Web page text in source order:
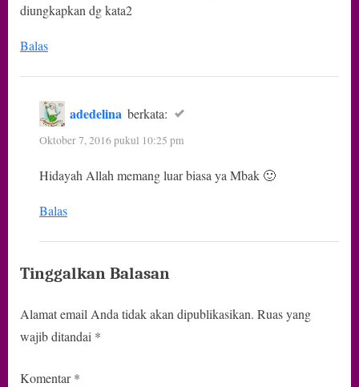
diungkapkan dg kata2
Balas
adedelina berkata:
Oktober 7, 2016 pukul 10:25 pm
Hidayah Allah memang luar biasa ya Mbak 🙂
Balas
Tinggalkan Balasan
Alamat email Anda tidak akan dipublikasikan. Ruas yang
wajib ditandai *
Komentar*